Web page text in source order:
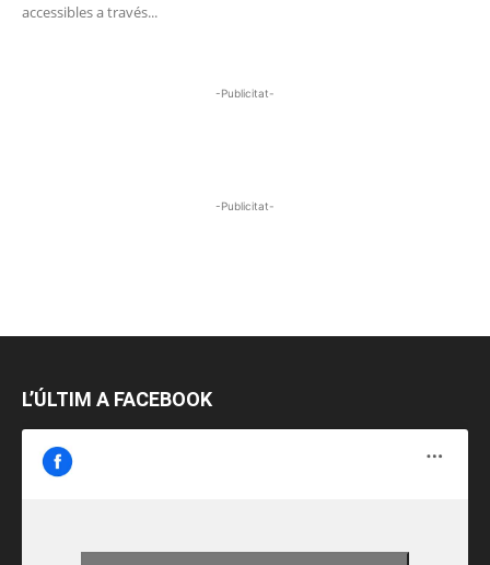
accessibles a través...
-Publicitat-
-Publicitat-
L’ÚLTIM A FACEBOOK